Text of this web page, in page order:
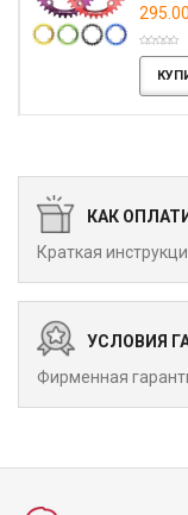
КАК
Краткая
УСЛОВИЯ
Фирменная